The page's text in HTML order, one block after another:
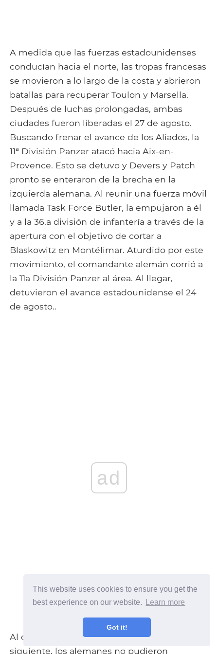
This website uses cookies to ensure you get the
best experience on our website.
Learn more
Got it!
A medida que las fuerzas estadounidenses
conducían hacia el norte, las tropas francesas
se movieron a lo largo de la costa y abrieron
batallas para recuperar Toulon y Marsella.
Después de luchas prolongadas, ambas
ciudades fueron liberadas el 27 de agosto.
Buscando frenar el avance de los Aliados, la
11ª División Panzer atacó hacia Aix-en-
Provence. Esto se detuvo y Devers y Patch
pronto se enteraron de la brecha en la
izquierda alemana. Al reunir una fuerza móvil
llamada Task Force Butler, la empujaron a él
y a la 36.a división de infantería a través de la
apertura con el objetivo de cortar a
Blaskowitz en Montélimar. Aturdido por este
movimiento, el comandante alemán corrió a
la 11a División Panzer al área. Al llegar,
detuvieron el avance estadounidense el 24
de agosto..
ad
Al organizar un asalto a gran escala al día
siguiente, los alemanes no pudieron